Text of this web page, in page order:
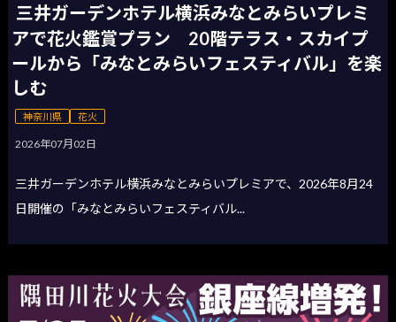
三井ガーデンホテル横浜みなとみらいプレミ
アで花火鑑賞プラン 20階テラス・スカイプ
ールから「みなとみらいフェスティバル」を楽
しむ
神奈川県 花火
2026年07月02日
三井ガーデンホテル横浜みなとみらいプレミアで、2026年8月24
日開催の「みなとみらいフェスティバル...